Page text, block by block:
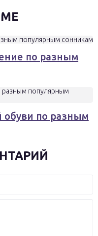
по разным
обуви по разным